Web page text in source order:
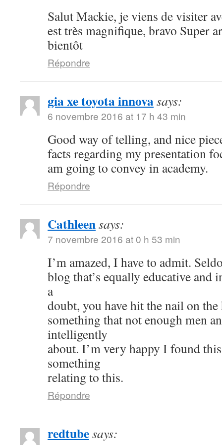
Salut Mackie, je viens de visiter
est très magnifique, bravo Super
bientôt
Répondre
gia xe toyota innovasays:
6 novembre 2016 at 17 h 43 min
Good way of telling, and nice
facts regarding my presentation
am going to convey in academy.
Répondre
Cathleensays:
7 novembre 2016 at 0 h 53 min
I’m amazed, I have to admit.
blog that’s equally educative and
a
doubt, you have hit the nail on the
something that not enough men
intelligently
about. I’m very happy I found
something
relating to this.
Répondre
redtubesays: